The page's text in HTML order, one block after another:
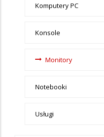
Komputery PC
Konsole
Monitory
Notebooki
Usługi